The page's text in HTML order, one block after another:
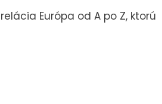
Európa od A po Z, ktorú